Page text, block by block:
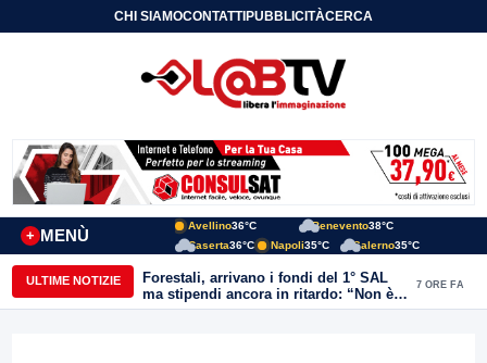
CHI SIAMOCONTATTIPUBBLICITÀCERCA
MENÙ
+
Avellino36°C Benevento38°C
Caserta36°C Napoli35°C Salerno35°C
ULTIME NOTIZIE
Forestali, arrivano i fondi del 1° SAL
ma stipendi ancora in ritardo: “Non è
più sostenibile”
7 ORE FA